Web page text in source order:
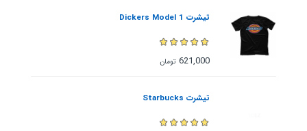
تیشرت Dickers Model 1
621,000 تومان
تیشرت Starbucks